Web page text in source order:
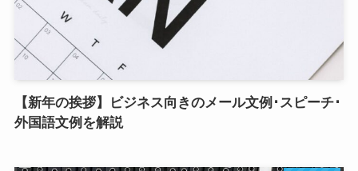
【新年の挨拶】ビジネス向きのメール文例･スピーチ･
外国語文例を解説